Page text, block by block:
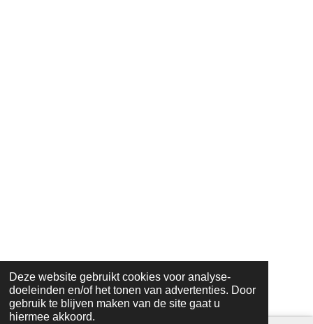
Deze website gebruikt cookies voor analyse-
doeleinden en/of het tonen van advertenties. Door
gebruik te blijven maken van de site gaat u
hiermee akkoord.